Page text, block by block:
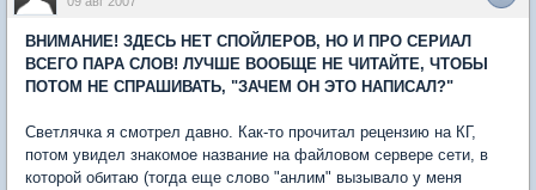
ВНИМАНИЕ! ЗДЕСЬ НЕТ СПОЙЛЕРОВ, НО И ПРО СЕРИАЛ
ВСЕГО ПАРА СЛОВ! ЛУЧШЕ ВООБЩЕ НЕ ЧИТАЙТЕ, ЧТОБЫ
ПОТОМ НЕ СПРАШИВАТЬ, "ЗАЧЕМ ОН ЭТО НАПИСАЛ?"
Светлячка я смотрел давно. Как-то прочитал рецензию на КГ,
потом увидел знакомое название на файловом сервере сети, в
которой обитаю (тогда еще слово "анлим" вызывало у меня